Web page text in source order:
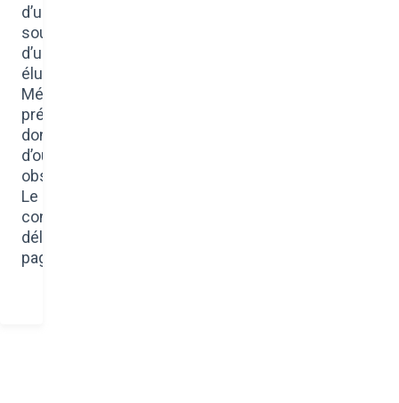
d’une délibération
soumise à l’occasion
d’un Conseil, au vote des
élus de Toulouse
Métropole, qui
présentera les suites
données par la maîtrise
d’ouvrage aux
observations du public.
Le public pourra
consulter cette
délibération sur cette
page.